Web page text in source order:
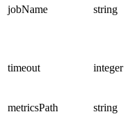
jobName string
timeout integer
metricsPath string